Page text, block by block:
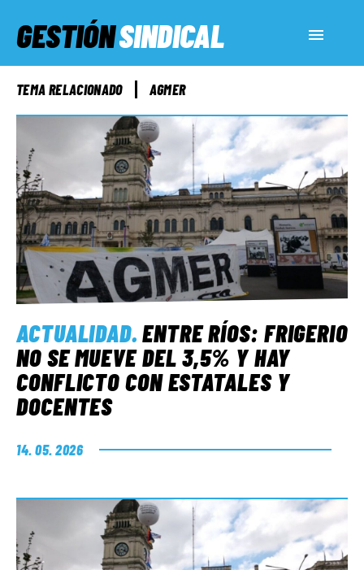
GESTIÓNSINDICAL
ACTUALIDAD
SERVICIOS SOCIALES
INFORMES ESPECIALES
FUERA DE MEGÁFONO
EL LADO «G»
TEMA RELACIONADO AGMER
ACTUALIDAD.ENTRE RÍOS: FRIGERIO
NO SE MUEVE DEL 3,5% Y HAY
CONFLICTO CON ESTATALES Y
DOCENTES
14. 05. 2026